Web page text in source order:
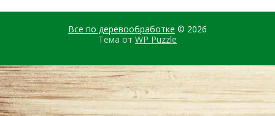
Все по деревообработке © 2026
Тема от WP Puzzle